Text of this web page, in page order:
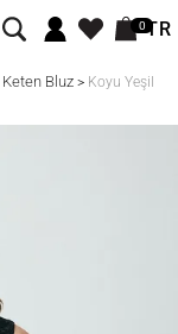
0TR
Keten Bluz> Koyu Yeşil